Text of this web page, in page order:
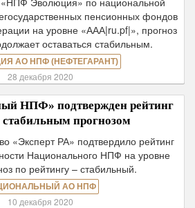
пенсионных фондов
на уровне «ААА|ru.pf|», прогноз
оставаться стабильным.
АО НПФ (НЕФТЕГАРАНТ)
28 декабря 2020
НПФ» подтвержден рейтинг
прогнозом
«Эксперт РА» подтвердило рейтинг
Национального НПФ на уровне
по рейтингу – стабильный.
АО НПФ
10 декабря 2020